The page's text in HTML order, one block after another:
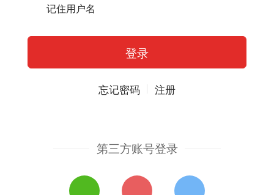
记住用户名
忘记密码 注册
第三方账号登录